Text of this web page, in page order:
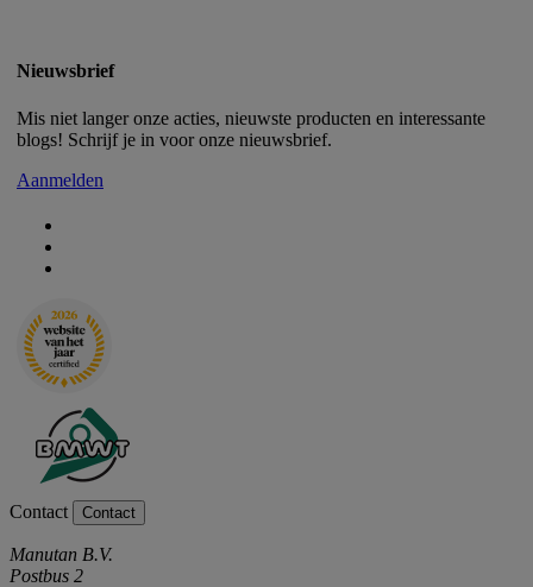
Nieuwsbrief
Mis niet langer onze acties, nieuwste producten en interessante
blogs! Schrijf je in voor onze nieuwsbrief.
Aanmelden
Contact Contact
Manutan B.V.
Postbus 2